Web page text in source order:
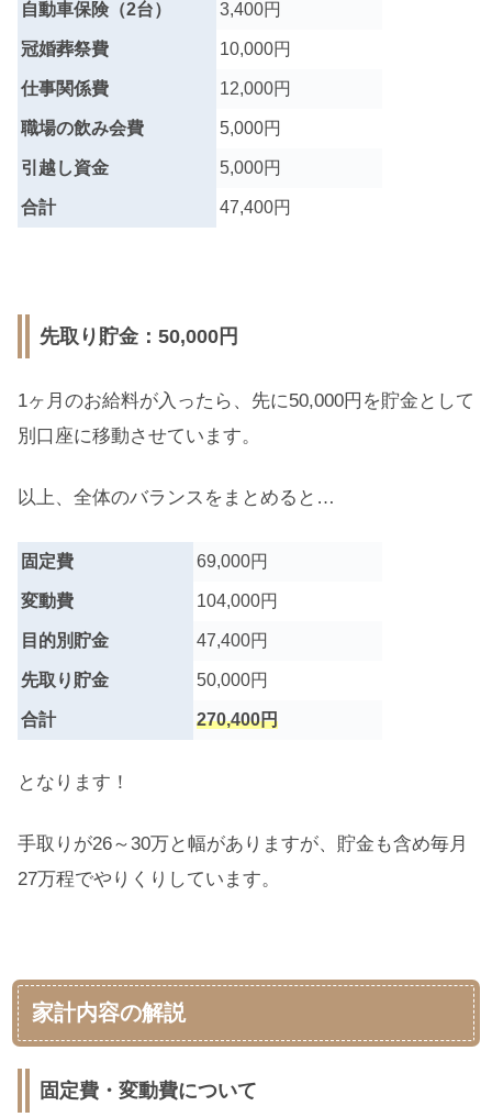
自動車保険（2台） 3,400円
冠婚葬祭費 10,000円
仕事関係費 12,000円
職場の飲み会費 5,000円
引越し資金 5,000円
合計 47,400円
先取り貯金：50,000円
1ヶ月のお給料が入ったら、先に50,000円を貯金として
別口座に移動させています。
以上、全体のバランスをまとめると…
固定費 69,000円
変動費 104,000円
目的別貯金 47,400円
先取り貯金 50,000円
合計 270,400円
となります！
手取りが26～30万と幅がありますが、貯金も含め毎月
27万程でやりくりしています。
家計内容の解説
固定費・変動費について